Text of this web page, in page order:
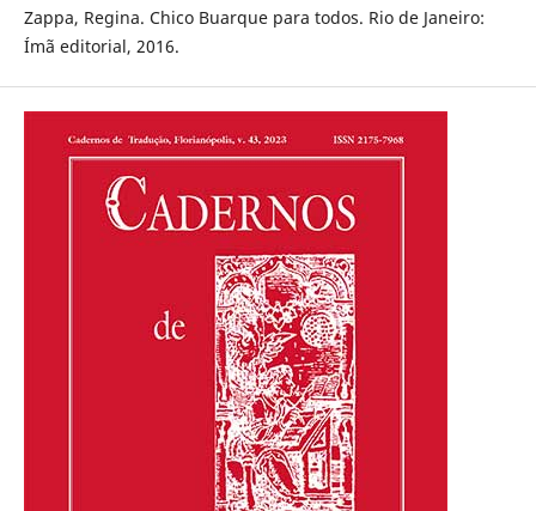
Zappa, Regina. Chico Buarque para todos. Rio de Janeiro:
Ímã editorial, 2016.